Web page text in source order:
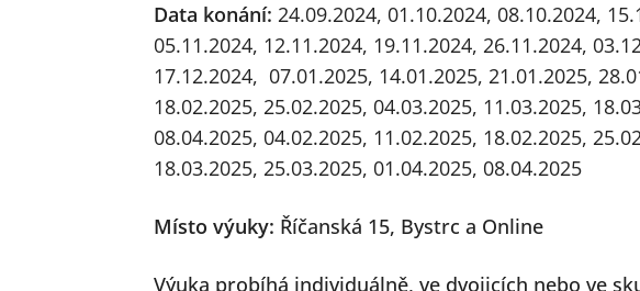
Data konání:24.09.2024, 01.10.2024, 08.10.2024,
05.11.2024, 12.11.2024, 19.11.2024, 26.11.2024,
17.12.2024, 07.01.2025, 14.01.2025, 21.01.2025,
18.02.2025, 25.02.2025, 04.03.2025, 11.03.2025,
08.04.2025, 04.02.2025, 11.02.2025, 18.02.2025,
18.03.2025, 25.03.2025, 01.04.2025, 08.04.2025
Místo výuky: Říčanská 15, Bystrc a Online
Výuka probíhá individuálně, ve dvojicích nebo ve